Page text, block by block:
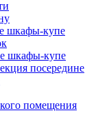
шкафы-купе
шкафы-купе
посередине
помещения